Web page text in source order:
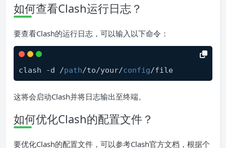
如何查看Clash运行日志？
要查看Clash的运行日志，可以输入以下命令：
clash -d /path/to/your/config
这将会启动Clash并将日志输出至终端。
如何优化Clash的配置文件？
要优化Clash的配置文件，可以参考Clash官方文档，根据个